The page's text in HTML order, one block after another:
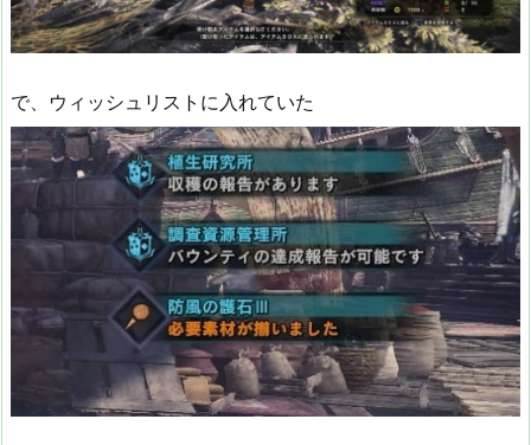
で、ウィッシュリストに入れていた